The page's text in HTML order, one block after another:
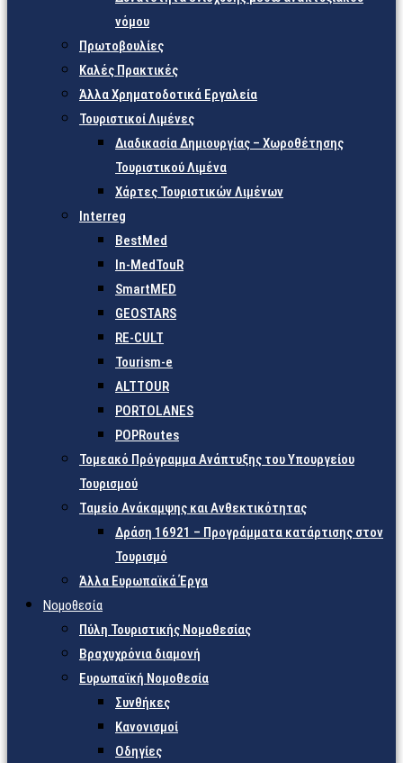
νόμου
Πρωτοβουλίες
Καλές Πρακτικές
Άλλα Χρηματοδοτικά Εργαλεία
Τουριστικοί Λιμένες
Διαδικασία Δημιουργίας – Χωροθέτησης
Τουριστικού Λιμένα
Χάρτες Τουριστικών Λιμένων
Interreg
BestMed
In-MedTouR
SmartMED
GEOSTARS
RE-CULT
Tourism-e
ALTTOUR
PORTOLANES
POPRoutes
Τομεακό Πρόγραμμα Ανάπτυξης του Υπουργείου
Τουρισμού
Ταμείο Ανάκαμψης και Ανθεκτικότητας
Δράση 16921 – Προγράμματα κατάρτισης στον
Τουρισμό
Άλλα Ευρωπαϊκά Έργα
Νομοθεσία
Πύλη Τουριστικής Νομοθεσίας
Βραχυχρόνια διαμονή
Ευρωπαϊκή Νομοθεσία
Συνθήκες
Κανονισμοί
Οδηγίες